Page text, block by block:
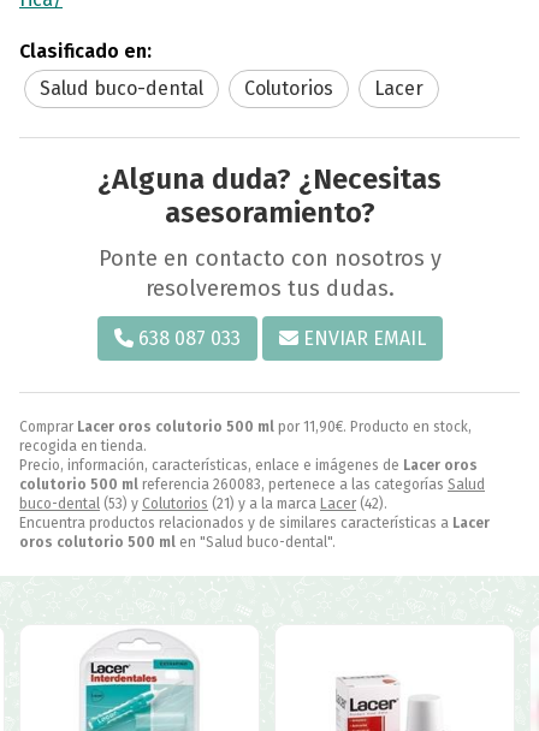
Comprar Lacer oros colutorio 500 ml por 11,90€. Producto en stock,
recogida en tienda.
Precio, información, características, enlace e imágenes de Lacer oros
colutorio 500 ml referencia 260083, pertenece a las categorías Salud
buco-dental (53) y Colutorios (21) y a la marca Lacer (42).
Encuentra productos relacionados y de similares características a Lacer
oros colutorio 500 ml en "Salud buco-dental".
Clasificado en:
Salud buco-dental
Colutorios Lacer
¿Alguna duda? ¿Necesitas
asesoramiento?
Ponte en contacto con nosotros y
resolveremos tus dudas.
638 087 033 ENVIAR EMAIL